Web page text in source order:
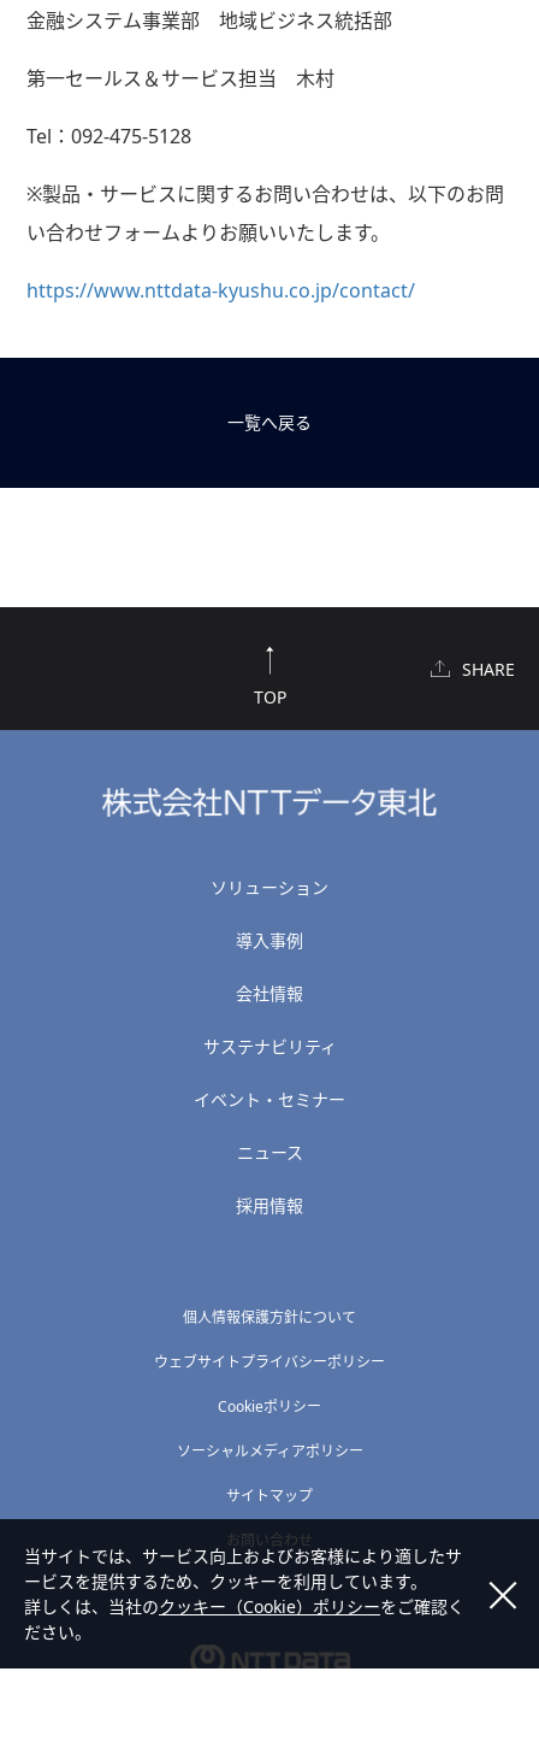
金融システム事業部 地域ビジネス統括部
第一セールス＆サービス担当 木村
Tel： 092-475-5128
※製品・サービスに関するお問い合わせは、以下のお問
い合わせフォームよりお願いいたします。
https://www.nttdata-kyushu.co.jp/contact/
一覧へ戻る
TOP
SHARE
ソリューション
導入事例
会社情報
サステナビリティ
イベント・セミナー
ニュース
採用情報
個人情報保護方針について
ウェブサイトプライバシーポリシー
Cookieポリシー
ソーシャルメディアポリシー
サイトマップ
お問い合わせ
当サイトでは、サービス向上およびお客様により適したサ
ービスを提供するため、クッキーを利用しています。
詳しくは、当社のクッキー（Cookie）ポリシーをご確認く
ださい。